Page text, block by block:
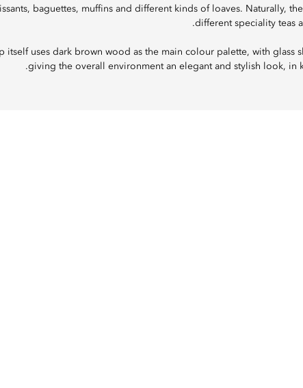
baguettes, muffins and different kinds of loaves. Naturally,
different speciality teas
itself uses dark brown wood as the main colour palette, with glass
giving the overall environment an elegant and stylish look, in